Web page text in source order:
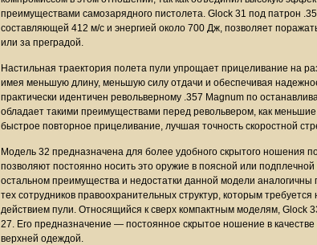
преимуществами самозарядного пистолета. Glock 31 под патрон
составляющей 412 м/с и энергией около 700 Дж, позволяет
или за преградой.
Настильная траектория полета пули упрощает прицеливание на
имея меньшую длину, меньшую силу отдачи и обеспечивая
практически идентичен револьверному .357 Magnum по
обладает такими преимуществами перед револьвером, как
быстрое повторное прицеливание, лучшая точность скоростной
Модель 32 предназначена для более удобного скрытого ношения
позволяют постоянно носить это оружие в поясной или
остальном преимущества и недостатки данной модели
тех сотрудников правоохранительных структур, которым
действием пули. Относящийся к сверх компактным моделям, Glock
27. Его предназначение — постоянное скрытое ношение в качестве
верхней одеждой.